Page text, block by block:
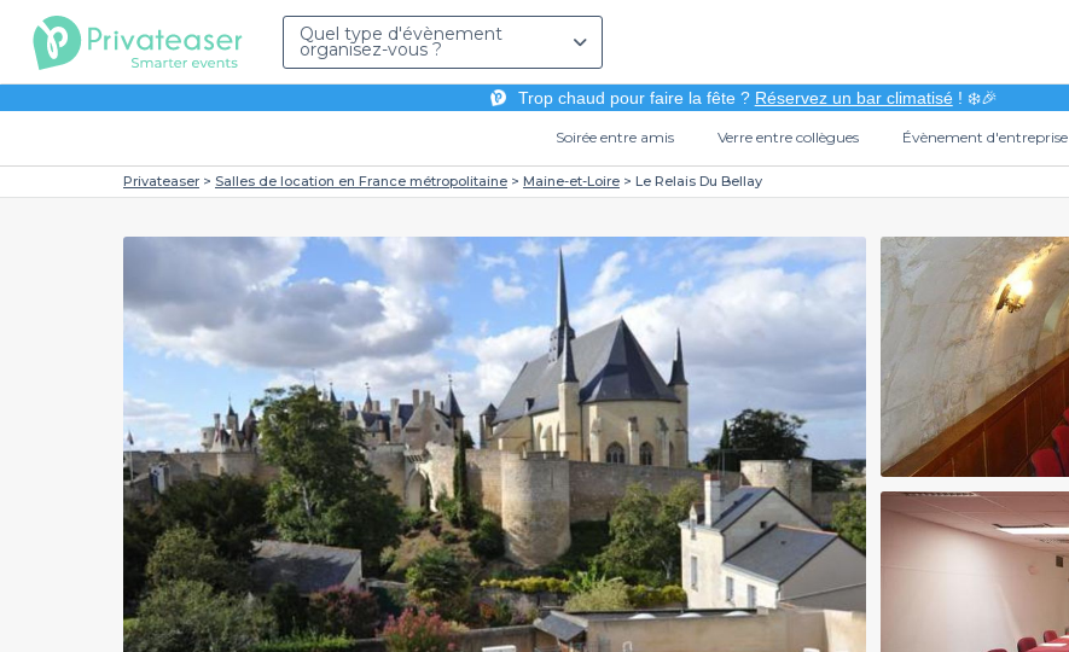
Quel type d'évènement
organisez-vous ?
Trop chaud pour faire la fête ? Réservez un bar climatisé! ❄️🎉
Soirée entre amis Verre entre collègues Évènement d'entreprise
Privateaser Salles de location en France métropolitaine Maine-et-Loire Le Relais Du Bellay